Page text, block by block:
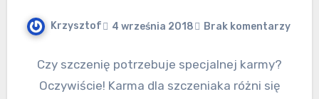
Krzysztof 4 września 2018 Brak komentarzy
Czy szczenię potrzebuje specjalnej karmy?
Oczywiście! Karma dla szczeniaka różni się